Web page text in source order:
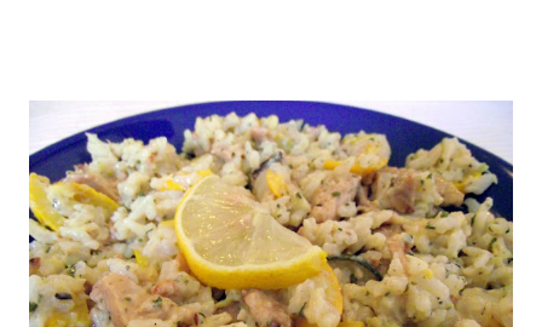
20%, Chili 10%, Knoblauchflocken, Kreuzkümmel, Kümmel,
Pfefferminze, pflanzliches Öl; alternativ geht sicher auch
traditionelle Harissa-Paste) evtl. 3 EL Olivenöl Zubereitung:
Zwiebel in Öl anbraten, Couscous und Wasser hinzugeben.
Wenn das Wasser verdampft ist Linsen und
Gemüsebrühepulver hinzugeben und Hitze abschalten (bei